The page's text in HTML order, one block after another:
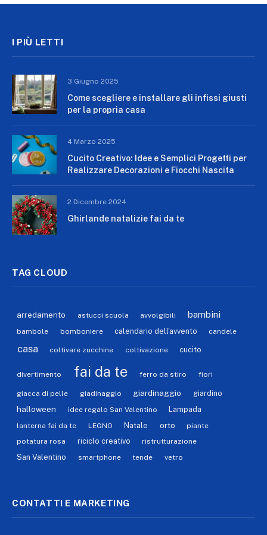
I PIÙ LETTI
3 Giugno 2025
Come scegliere e installare gli infissi giusti
per la propria casa
4 Marzo 2025
Cucito Creativo: Idee e Semplici Progetti per
Realizzare Decorazioni e Fiocchi Nascita
2 Dicembre 2024
Ghirlande natalizie fai da te
TAG CLOUD
arredamento astucci scuola avvolgibili bambini
bambole bomboniere calendario dell'avvento candele
casa coltivare zucchine coltivazione cucito
divertimento fai da te ferro da stiro fiori
giacca di pelle giadinaggio giardinaggio giardino
halloween idee regalo San Valentino Lampada
lanterna fai da te LEGNO Natale orto
piante
potatura rosa
riciclo creativo ristrutturazione
San Valentino smartphone tende vetro
CONTATTI E MARKETING